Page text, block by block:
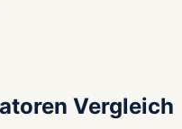
Vergleich